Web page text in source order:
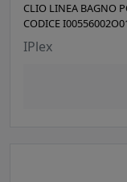
CLIO LINEA BAGNO
CODICE
IPlex